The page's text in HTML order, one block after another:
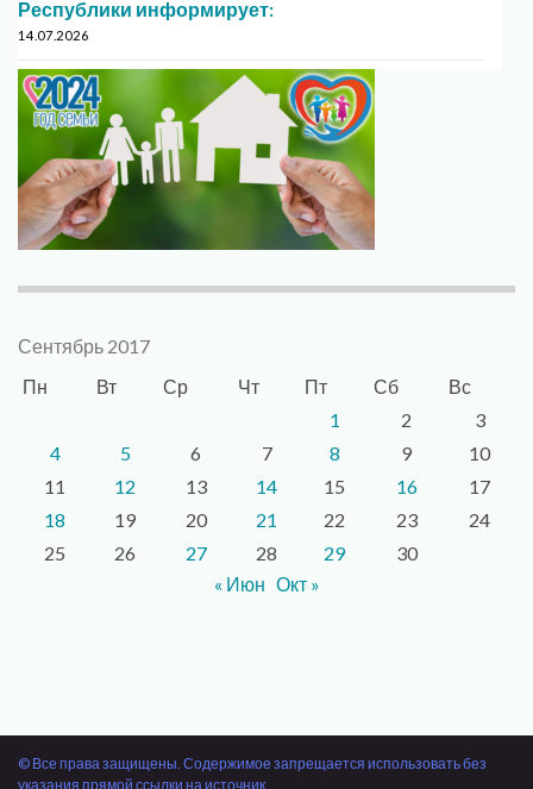
Республики информирует:
14.07.2026
Сентябрь 2017
Пн
Вт Ср Чт Пт Сб
Вс
1
2
3
4
5 6 7 8 9
10
11
12 13 14 15 16
17
18
19 20 21 22 23
24
25
26 27 28 29
30
« Июн Окт »
© Все права защищены. Содержимое запрещается использовать без
указания прямой ссылки на источник.